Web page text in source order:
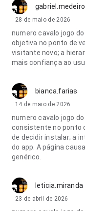
28 de maio de 2026
numero cavalo jogo
objetiva no ponto de
visitante novo; a
mais confiança ao
bianca.farias
14 de maio de 2026
numero cavalo jogo
consistente no ponto
de decidir instalar; a
do app. A página
genérico.
leticia.miranda
23 de abril de 2026